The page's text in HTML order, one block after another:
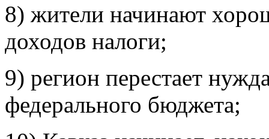
8) жители начинают
доходов налоги;
9) регион перестает
федерального бюджета;